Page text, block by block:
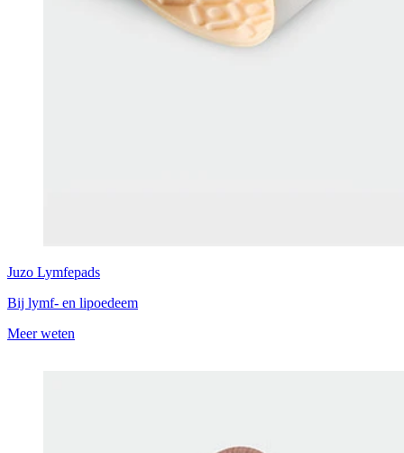
Juzo Lymfepads
Bij lymf- en lipoedeem
Meer weten